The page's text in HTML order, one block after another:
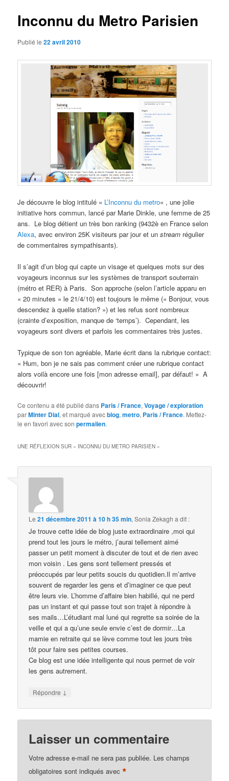
Inconnu du Metro Parisien
Publié le22 avril 2010
Je découvre le blog intitulé « L’Inconnu du metro« , une jolie
initiative hors commun, lancé par Marie Dinkle, une femme de 25
ans. Le blog détient un très bon ranking (9432è en France selon
Alexa, avec environ 25K visiteurs par jour et unstream régulier
de commentaires sympathisants).
Il s’agit d’un blog qui capte un visage et quelques mots sur des
voyageurs inconnus sur les systèmes de transport souterrain
(métro et RER) à Paris. Son approche (selon l’article apparu en
« 20 minutes » le 21/4/10) est toujours le même (« Bonjour, vous
descendez à quelle station? ») et les refus sont nombreux
(crainte d’exposition, manque de ‘temps’). Cependant, les
voyageurs sont divers et parfois les commentaires très justes.
Typique de son ton agréable, Marie écrit dans la rubrique contact:
« Hum, bon je ne sais pas comment créer une rubrique contact
alors voilà encore une fois [mon adresse email], par défaut! » A
découvrir!
Ce contenu a été publié dans Paris / France,Voyage / exploration
parMinter Dial, et marqué avecblog,metro, Paris / France. Mettez-
le en favori avec sonpermalien.
UNE RÉFLEXION SUR « INCONNU DU METRO PARISIEN »
Le21 décembre 2011 à 10 h 35 min,Sonia Zekagh a dit :
Je trouve cette idée de blog juste extraordinaire ,moi qui
prend tout les jours le métro, j’aurai tellement aimé
passer un petit moment à discuter de tout et de rien avec
mon voisin . Les gens sont tellement pressés et
préoccupés par leur petits soucis du quotidien.Il m’arrive
souvent de regarder les gens et d’imaginer ce que peut
être leurs vie. L’homme d’affaire bien habillé, qui ne perd
pas un instant et qui passe tout son trajet à répondre à
ses mails…L’étudiant mal luné qui regrette sa soirée de la
veille et qui a qu’une seule envie c’est de dormir…La
mamie en retraite qui se lève comme tout les jours très
tôt pour faire ses petites courses.
Ce blog est une idée intelligente qui nous permet de voir
les gens autrement.
Répondre ↓
Laisser un commentaire
Votre adresse e-mail ne sera pas publiée. Les champs
obligatoires sont indiqués avec*